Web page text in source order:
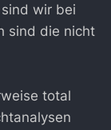
wir bei
sind die nicht
total